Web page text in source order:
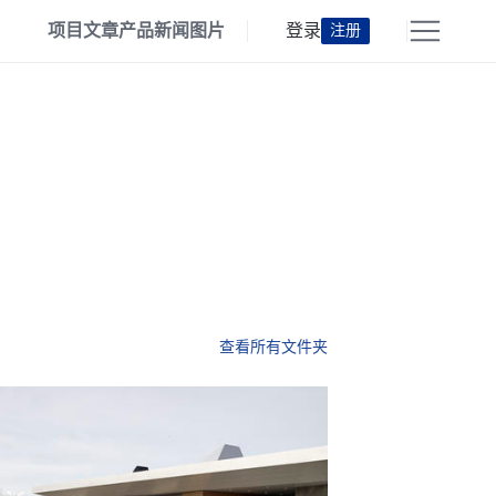
项目文章产品新闻 图片 登录 注册
查看所有文件夹